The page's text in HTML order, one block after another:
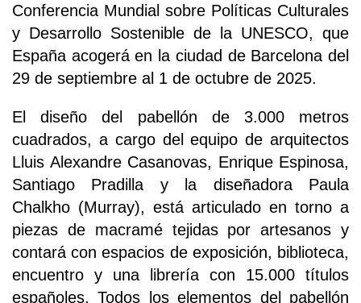
Conferencia Mundial sobre Políticas Culturales
y Desarrollo Sostenible de la UNESCO, que
España acogerá en la ciudad de Barcelona del
29 de septiembre al 1 de octubre de 2025.
El diseño del pabellón de 3.000 metros
cuadrados, a cargo del equipo de arquitectos
Lluis Alexandre Casanovas, Enrique Espinosa,
Santiago Pradilla y la diseñadora Paula
Chalkho (Murray), está articulado en torno a
piezas de macramé tejidas por artesanos y
contará con espacios de exposición, biblioteca,
encuentro y una librería con 15.000 títulos
españoles. Todos los elementos del pabellón